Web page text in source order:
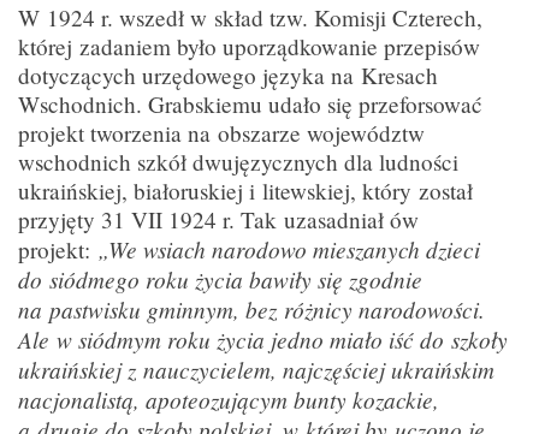
W 1924 r. wszedł w skład tzw. Komisji Czterech,
której zadaniem było uporządkowanie przepisów
dotyczących urzędowego języka na Kresach
Wschodnich. Grabskiemu udało się przeforsować
projekt tworzenia na obszarze województw
wschodnich szkół dwujęzycznych dla ludności
ukraińskiej, białoruskiej i litewskiej, który został
przyjęty 31 VII 1924 r. Tak uzasadniał ów
projekt: „We wsiach narodowo mieszanych dzieci
do siódmego roku życia bawiły się zgodnie
na pastwisku gminnym, bez różnicy narodowości.
Ale w siódmym roku życia jedno miało iść do szkoły
ukraińskiej z nauczycielem, najczęściej ukraińskim
nacjonalistą, apoteozującym bunty kozackie,